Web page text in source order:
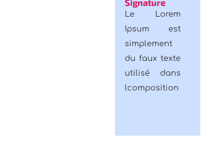
Ipsum est
simplement
du faux texte
utilisé dans
lcomposition